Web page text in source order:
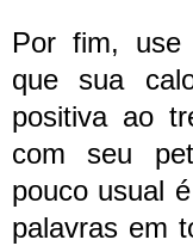
Por fim, use
que sua
positiva ao
com seu
pouco usual
palavras em